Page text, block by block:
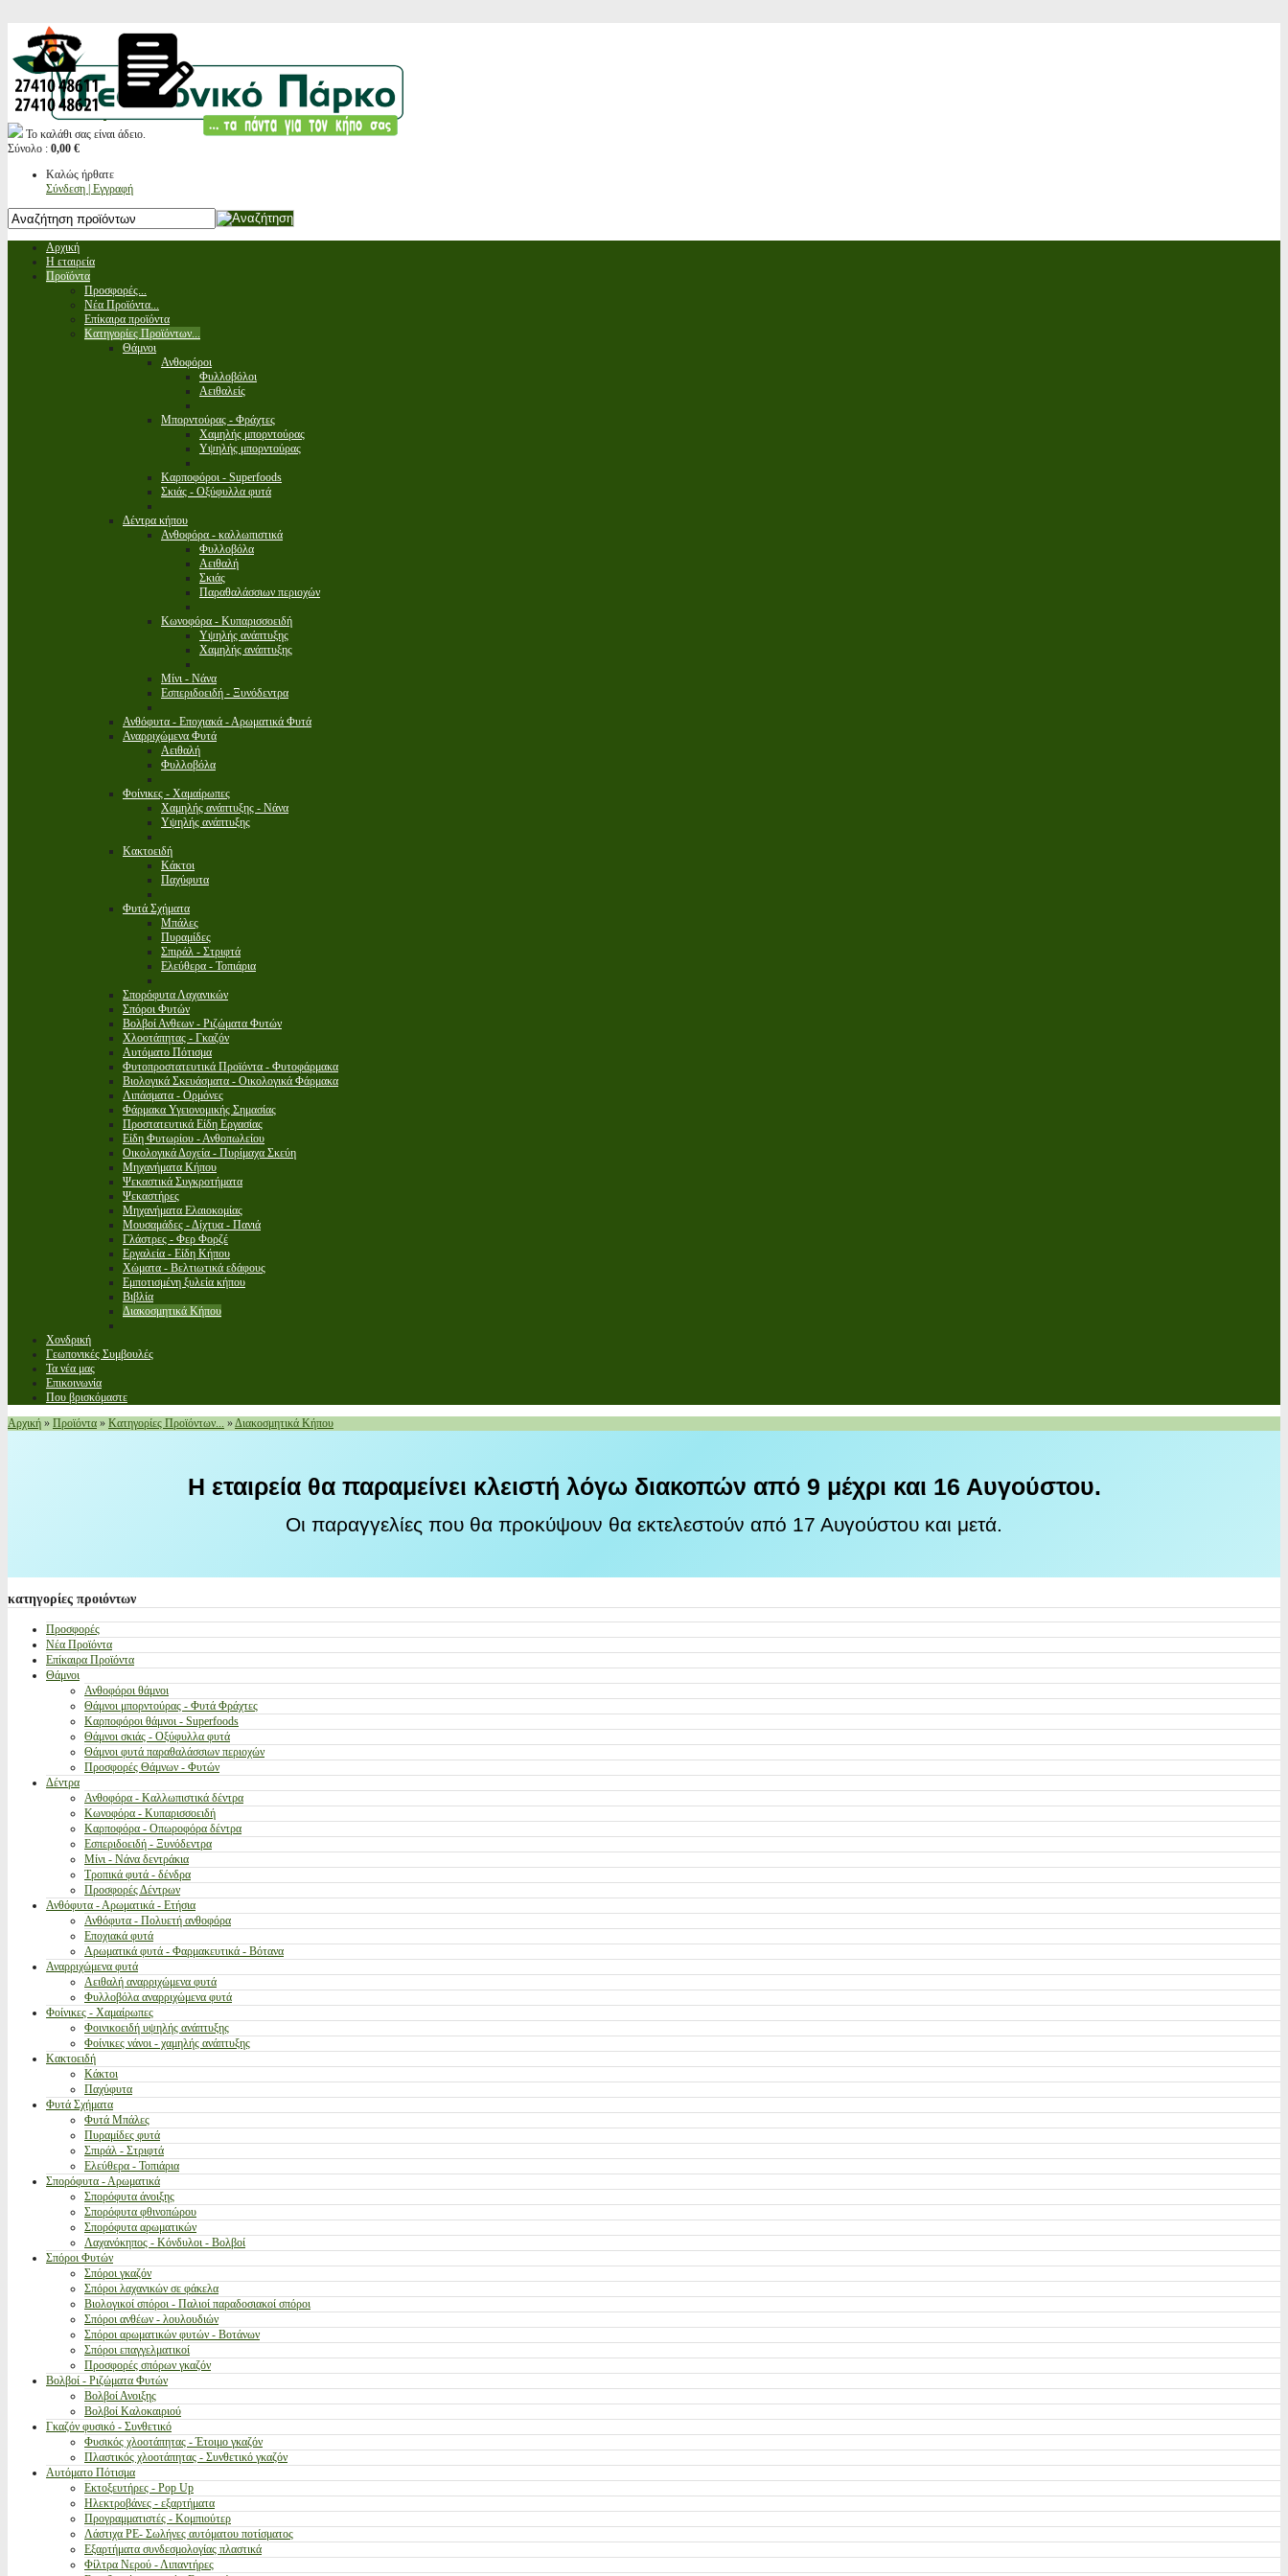
Το καλάθι σας είναι άδειο.
Σύνολο : 0,00 €
Καλώς ήρθατε
Σύνδεση | Εγγραφή
Αρχική
Η εταιρεία
Προϊόντα
Προσφορές...
Νέα Προϊόντα...
Επίκαιρα προϊόντα
Κατηγορίες Προϊόντων...
Θάμνοι
Ανθοφόροι
Φυλλοβόλοι
Αειθαλείς
Μπορντούρας - Φράχτες
Χαμηλής μπορντούρας
Υψηλής μπορντούρας
Καρποφόροι - Superfoods
Σκιάς - Οξύφυλλα φυτά
Δέντρα κήπου
Ανθοφόρα - καλλωπιστικά
Φυλλοβόλα
Αειθαλή
Σκιάς
Παραθαλάσσιων περιοχών
Κωνοφόρα - Κυπαρισσοειδή
Υψηλής ανάπτυξης
Χαμηλής ανάπτυξης
Μίνι - Νάνα
Εσπεριδοειδή - Ξυνόδεντρα
Ανθόφυτα - Εποχιακά - Αρωματικά Φυτά
Αναρριχώμενα Φυτά
Αειθαλή
Φυλλοβόλα
Φοίνικες - Χαμαίρωπες
Χαμηλής ανάπτυξης - Νάνα
Υψηλής ανάπτυξης
Κακτοειδή
Κάκτοι
Παχύφυτα
Φυτά Σχήματα
Μπάλες
Πυραμίδες
Σπιράλ - Στριφτά
Ελεύθερα - Τοπιάρια
Σπορόφυτα Λαχανικών
Σπόροι Φυτών
Βολβοί Ανθεων - Ριζώματα Φυτών
Χλοοτάπητας - Γκαζόν
Αυτόματο Πότισμα
Φυτοπροστατευτικά Προϊόντα - Φυτοφάρμακα
Βιολογικά Σκευάσματα - Οικολογικά Φάρμακα
Λιπάσματα - Ορμόνες
Φάρμακα Υγειονομικής Σημασίας
Προστατευτικά Είδη Εργασίας
Είδη Φυτωρίου - Ανθοπωλείου
Οικολογικά Δοχεία - Πυρίμαχα Σκεύη
Μηχανήματα Κήπου
Ψεκαστικά Συγκροτήματα
Ψεκαστήρες
Μηχανήματα Ελαιοκομίας
Μουσαμάδες - Δίχτυα - Πανιά
Γλάστρες - Φερ Φορζέ
Εργαλεία - Είδη Κήπου
Χώματα - Βελτιωτικά εδάφους
Εμποτισμένη ξυλεία κήπου
Βιβλία
Διακοσμητικά Κήπου
Χονδρική
Γεωπονικές Συμβουλές
Τα νέα μας
Επικοινωνία
Που βρισκόμαστε
Αρχική » Προϊόντα » Κατηγορίες Προϊόντων... »Διακοσμητικά Κήπου
Η εταιρεία θα παραμείνει κλειστή λόγω διακοπών από 9 μέχρι και 16 Αυγούστου.
Οι παραγγελίες που θα προκύψουν θα εκτελεστούν από 17 Αυγούστου και μετά.
κατηγορίες προιόντων
Προσφορές
Νέα Προϊόντα
Επίκαιρα Προϊόντα
Θάμνοι
Ανθοφόροι θάμνοι
Θάμνοι μπορντούρας - Φυτά Φράχτες
Καρποφόροι θάμνοι - Superfoods
Θάμνοι σκιάς - Οξύφυλλα φυτά
Θάμνοι φυτά παραθαλάσσιων περιοχών
Προσφορές Θάμνων - Φυτών
Δέντρα
Ανθοφόρα - Καλλωπιστικά δέντρα
Κωνοφόρα - Κυπαρισσοειδή
Καρποφόρα - Οπωροφόρα δέντρα
Εσπεριδοειδή - Ξυνόδεντρα
Μίνι - Νάνα δεντράκια
Τροπικά φυτά - δένδρα
Προσφορές Δέντρων
Ανθόφυτα - Αρωματικά - Ετήσια
Ανθόφυτα - Πολυετή ανθοφόρα
Εποχιακά φυτά
Αρωματικά φυτά - Φαρμακευτικά - Βότανα
Αναρριχώμενα φυτά
Αειθαλή αναρριχώμενα φυτά
Φυλλοβόλα αναρριχώμενα φυτά
Φοίνικες - Χαμαίρωπες
Φοινικοειδή υψηλής ανάπτυξης
Φοίνικες νάνοι - χαμηλής ανάπτυξης
Κακτοειδή
Κάκτοι
Παχύφυτα
Φυτά Σχήματα
Φυτά Μπάλες
Πυραμίδες φυτά
Σπιράλ - Στριφτά
Ελεύθερα - Τοπιάρια
Σπορόφυτα - Αρωματικά
Σπορόφυτα άνοιξης
Σπορόφυτα φθινοπώρου
Σπορόφυτα αρωματικών
Λαχανόκηπος - Κόνδυλοι - Βολβοί
Σπόροι Φυτών
Σπόροι γκαζόν
Σπόροι λαχανικών σε φάκελα
Βιολογικοί σπόροι - Παλιοί παραδοσιακοί σπόροι
Σπόροι ανθέων - λουλουδιών
Σπόροι αρωματικών φυτών - Βοτάνων
Σπόροι επαγγελματικοί
Προσφορές σπόρων γκαζόν
Βολβοί - Ριζώματα Φυτών
Βολβοί Ανοιξης
Βολβοί Καλοκαιριού
Γκαζόν φυσικό - Συνθετικό
Φυσικός χλοοτάπητας - Έτοιμο γκαζόν
Πλαστικός χλοοτάπητας - Συνθετικό γκαζόν
Αυτόματο Πότισμα
Εκτοξευτήρες - Pop Up
Ηλεκτροβάνες - εξαρτήματα
Προγραμματιστές - Κομπιούτερ
Λάστιχα PE- Σωλήνες αυτόματου ποτίσματος
Εξαρτήματα συνδεσμολογίας πλαστικά
Φίλτρα Νερού - Λιπαντήρες